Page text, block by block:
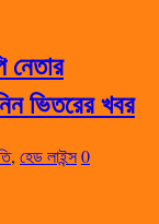
ভিতরের খবর
, হেড লাইন্স0